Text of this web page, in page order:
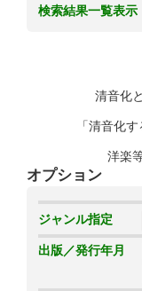
検索結果一覧表示
清音化
「清音化
洋楽
オプション
ジャンル指定
出版／発行年月